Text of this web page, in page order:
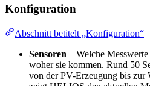
Konfiguration
Abschnitt betitelt „Konfiguration“
Sensoren – Welche
woher sie kommen. Rund 50
von der PV-Erzeugung bis zur